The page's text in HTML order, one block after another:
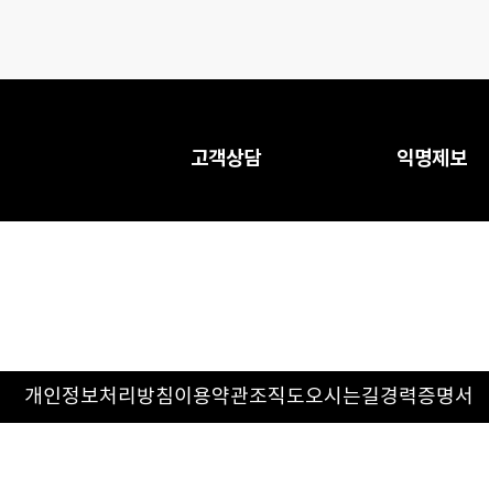
고객상담 익명제보
개인정보처리방침이용약관조직도오시는길경력증명서